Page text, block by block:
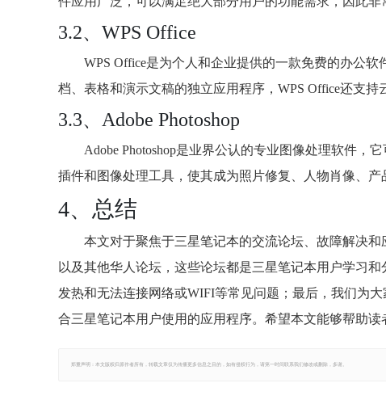
3.2、WPS Office
WPS Office是为个人和企业提供的一款免费的办公
档、表格和演示文稿的独立应用程序，WPS Office还支持
3.3、Adobe Photoshop
Adobe Photoshop是业界公认的专业图像处理软件，
插件和图像处理工具，使其成为照片修复、人物肖像、产
4、总结
本文对于聚焦于三星笔记本的交流论坛、故障解决
以及其他华人论坛，这些论坛都是三星笔记本用户学习
发热和无法连接网络或WIFI等常见问题；最后，我们为大
合三星笔记本用户使用的应用程序。希望本文能够帮助读
郑重声明：本文版权归原作者所有，转载文章仅为传播更多信息之目的，如有侵权行为，请第一时间联系我们修改或删除，多谢。